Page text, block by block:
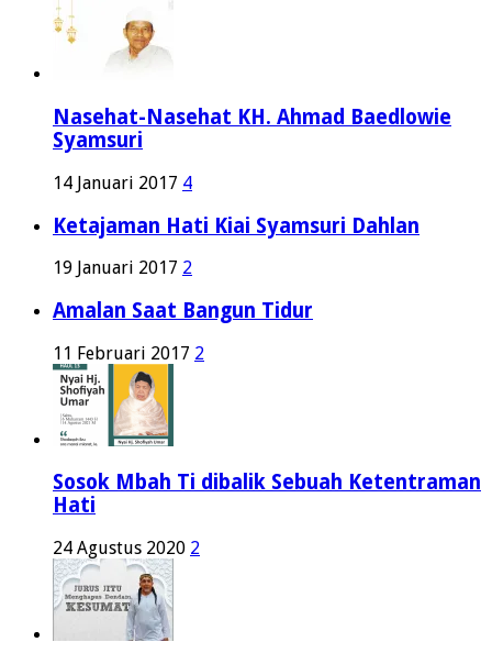
Nasehat-Nasehat KH. Ahmad Baedlowie
Syamsuri
14 Januari 2017 4
Ketajaman Hati Kiai Syamsuri Dahlan
19 Januari 2017 2
Amalan Saat Bangun Tidur
11 Februari 2017 2
Sosok Mbah Ti dibalik Sebuah Ketentraman
Hati
24 Agustus 2020 2